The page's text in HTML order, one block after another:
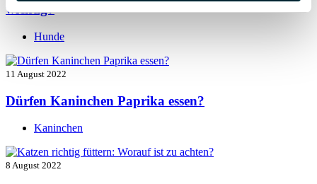
wichtig?
Hunde
11 August 2022
Dürfen Kaninchen Paprika essen?
Kaninchen
8 August 2022